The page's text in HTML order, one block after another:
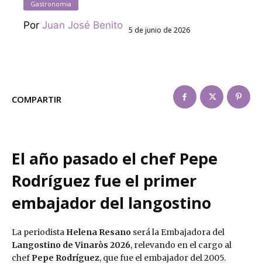
Gastronomia
PorJuan José Benito 5 de junio de 2026
COMPARTIR
El año pasado el chef Pepe
Rodríguez fue el primer
embajador del langostino
La periodista Helena Resano será la Embajadora del
Langostino de Vinaròs 2026, relevando en el cargo al
chef Pepe Rodríguez, que fue el embajador del 2005.